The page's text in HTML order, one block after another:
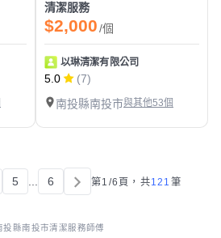
清潔服務
$2,000/個
以琳清潔有限公司
5.0
(7)
南投縣南投市與其他53個
5 6 第1/6頁， 共121 筆
投縣南投市清潔服務師傅